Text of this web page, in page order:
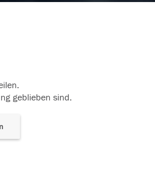
geblieben sind.